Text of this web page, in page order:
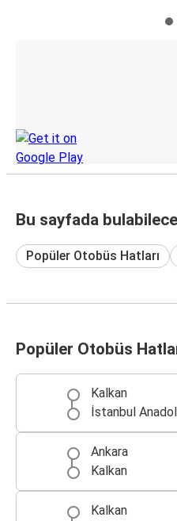
Bu sayfada
Popüler Otobüs Hatları
Popüler Otobüs
Kalkan
İstanbul
Ankara
Kalkan
Kalkan